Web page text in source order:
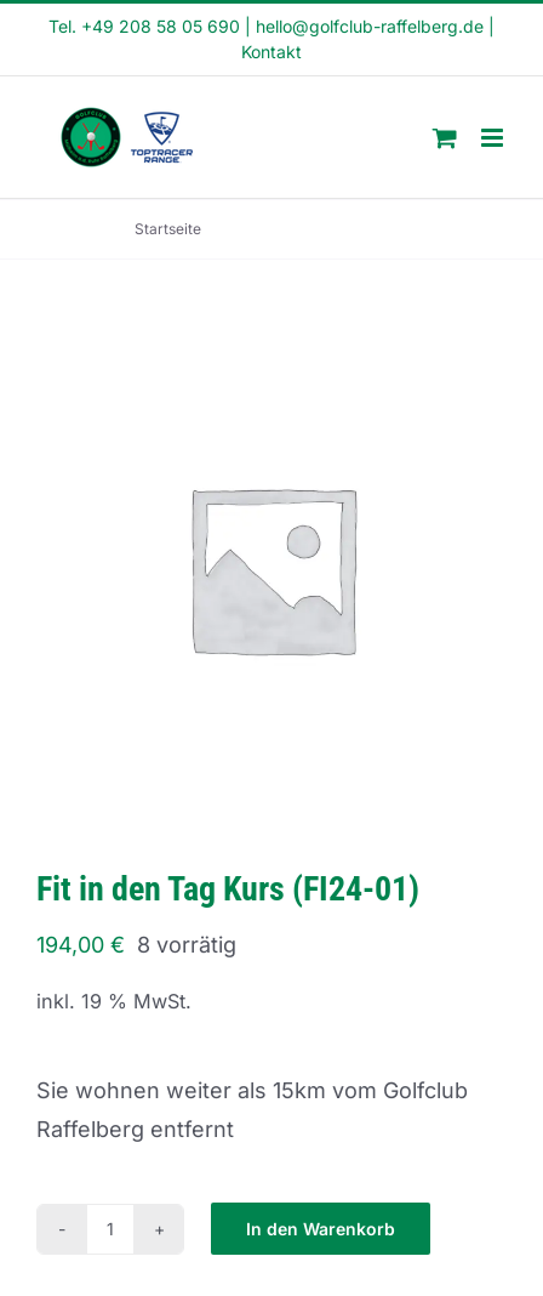
Tel. +49 208 58 05 690 hello@golfclub-raffelberg.de
Kontakt
Startseite
Fit in den Tag Kurs (FI24-01)
194,00 € 8 vorrätig
inkl. 19 % MwSt.
Sie wohnen weiter als 15km vom Golfclub
Raffelberg entfernt
In den Warenkorb